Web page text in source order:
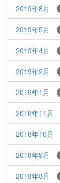
2019年8月
2019年5月
2019年4月
2019年2月
2019年1月
2018年11月
2018年10月
2018年9月
2018年8月